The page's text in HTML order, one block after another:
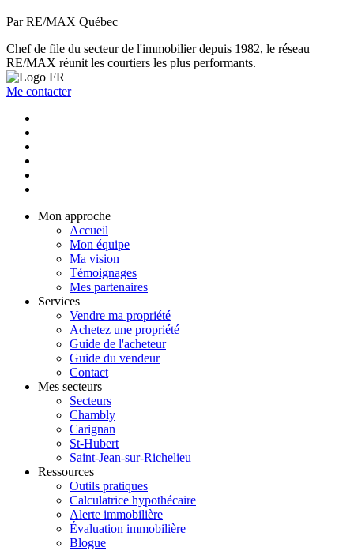
Par RE/MAX Québec
Chef de file du secteur de l'immobilier depuis 1982, le réseau
RE/MAX réunit les courtiers les plus performants.
Me contacter
Mon approche
Accueil
Mon équipe
Ma vision
Témoignages
Mes partenaires
Services
Vendre ma propriété
Achetez une propriété
Guide de l'acheteur
Guide du vendeur
Contact
Mes secteurs
Secteurs
Chambly
Carignan
St-Hubert
Saint-Jean-sur-Richelieu
Ressources
Outils pratiques
Calculatrice hypothécaire
Alerte immobilière
Évaluation immobilière
Blogue